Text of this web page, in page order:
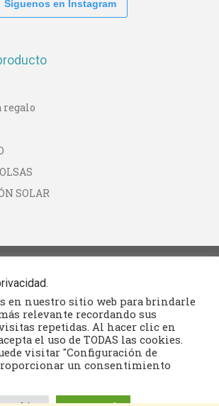
Síguenos en Instagram
regalo
SOLAR
en nuestro sitio web para brindarle
relevante recordando sus
repetidas. Al hacer clic en
el uso de TODAS las cookies.
visitar "Configuración de
un consentimiento